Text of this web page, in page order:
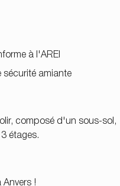
à l'AREI
amiante
composé d'un sous-sol,
étages.
Anvers !